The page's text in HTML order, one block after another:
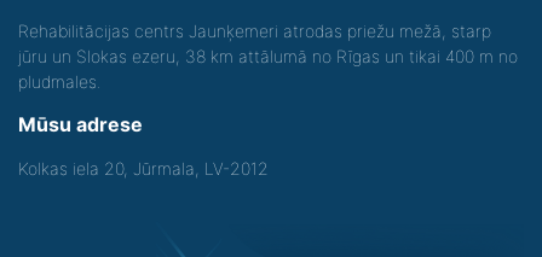
Rehabilitācijas centrs Jaunķemeri atrodas priežu mežā, starp
jūru un Slokas ezeru, 38 km attālumā no Rīgas un tikai 400 m no
pludmales.
Mūsu adrese
Kolkas iela 20, Jūrmala, LV-2012